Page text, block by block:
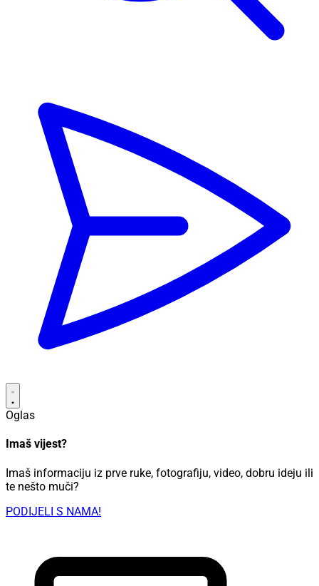
Oglas
Imaš vijest?
Imaš informaciju iz prve ruke, fotografiju, video, dobru ideju ili
te nešto muči?
PODIJELI S NAMA!